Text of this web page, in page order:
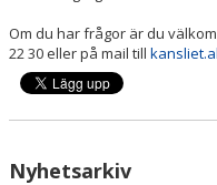
Om du har frågor är du
22 30 eller på mail till
Nyhetsarkiv